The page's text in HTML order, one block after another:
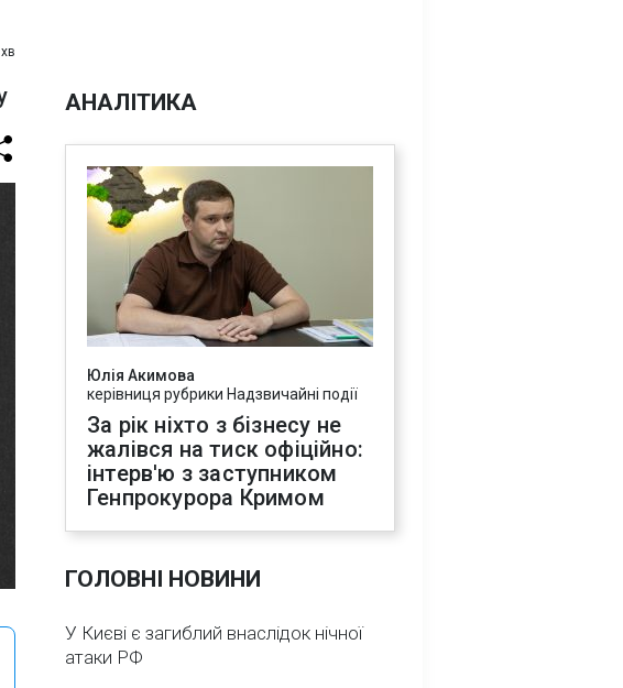
АНАЛІТИКА
Юлія Акимова
керівниця рубрики Надзвичайні події
За рік ніхто з бізнесу не
жалівся на тиск офіційно:
інтерв'ю з заступником
Генпрокурора Кримом
ГОЛОВНІ НОВИНИ
У Києві є загиблий внаслідок нічної
атаки РФ